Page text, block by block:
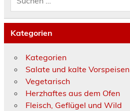
Kategorien
Kategorien
Salate und kalte Vorspeisen
Vegetarisch
Herzhaftes aus dem Ofen
Fleisch, Geflügel und Wild